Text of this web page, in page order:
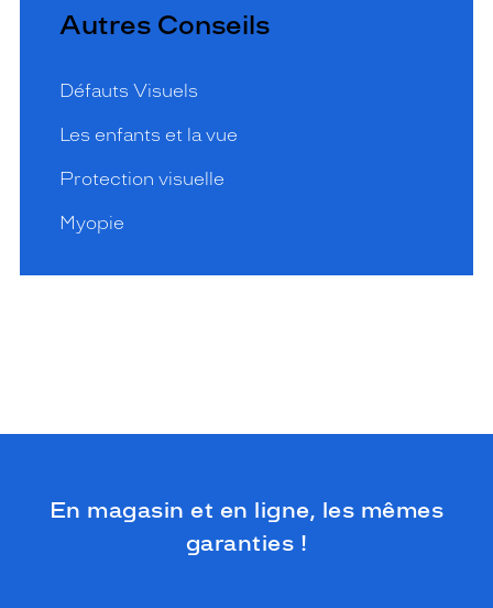
Autres Conseils
Défauts Visuels
Les enfants et la vue
Protection visuelle
Myopie
En magasin et en ligne, les mêmes
garanties !